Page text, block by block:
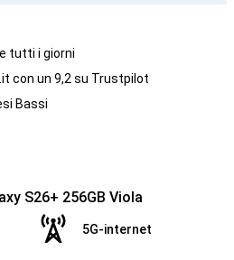
tutti i giorni
con un 9,2 su Trustpilot
Bassi
S26+ 256GB Viola
5G-internet